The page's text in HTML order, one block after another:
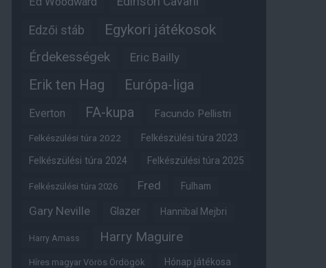
Edzői stáb Egykori játékosok
Érdekességek Eric Bailly
Erik ten Hag Európa-liga
Everton FA-kupa Facundo Pellistri
Felkészülési túra 2022 Felkészülési túra 2023
Felkészülési túra 2024 Felkészülési túra 2025
Felkészülési túra 2026 Fred Fulham
Gary Neville Glazer Hannibal Mejbri
Harry Amass Harry Maguire
Híres magyar Vörös Ördögök Hónap játékosa